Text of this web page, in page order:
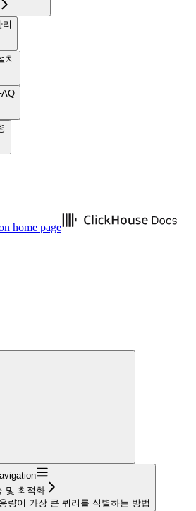
치
home page
및 최적화
량이 가장 큰 쿼리를 식별하는 방법